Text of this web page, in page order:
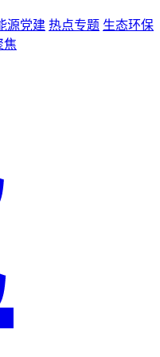
源党建 热点专题 生态环保
焦